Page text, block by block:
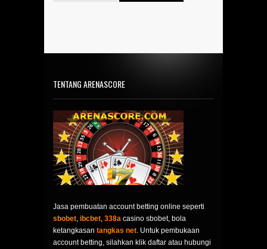
TENTANG ARENASCORE
Jasa pembuatan account betting online seperti
sbobet, ibcbet, 338a casino sbobet, bola
ketangkasan tangkas net. Untuk pembukaan
account betting, silahkan klik daftar atau hubungi